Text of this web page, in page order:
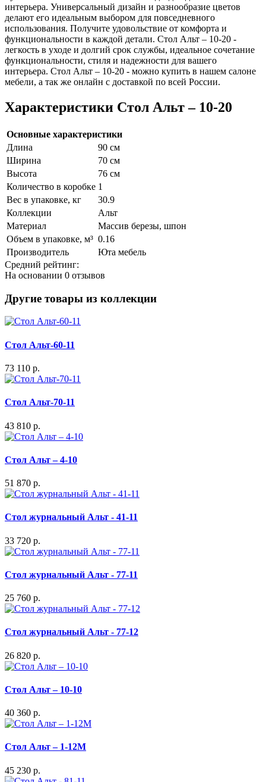
интерьера. Универсальный дизайн и разнообразие цветов
делают его идеальным выбором для повседневного
использования. Получите удовольствие от комфорта и
функциональности в каждой детали. Стол Альт – 10-20 -
легкость в уходе и долгий срок службы, идеальное сочетание
функциональности, стиля и надежности для вашего
интерьера. Стол Альт – 10-20 - можно купить в нашем салоне
мебели, а так же онлайн с доставкой по всей России.
Характеристики Стол Альт – 10-20
Основные характеристики
Длина
90 см
Ширина
70 см
Высота
76 см
Количество в коробке 1
Вес в упаковке, кг
30.9
Коллекции
Альт
Материал
Массив березы, шпон
Объем в упаковке, м³ 0.16
Производитель
Юта мебель
Средний рейтинг:
На основании 0 отзывов
Другие товары из коллекции
Стол Альт-60-11
73 110 р.
Стол Альт-70-11
43 810 р.
Стол Альт – 4-10
51 870 р.
Стол журнальный Альт - 41-11
33 720 р.
Стол журнальный Альт - 77-11
25 760 р.
Стол журнальный Альт - 77-12
26 820 р.
Стол Альт – 10-10
40 360 р.
Стол Альт – 1-12М
45 230 р.